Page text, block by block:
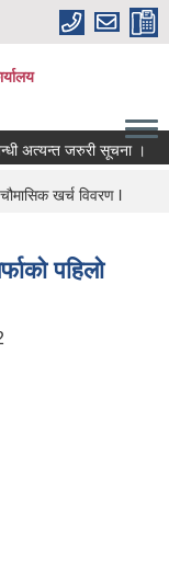
अत्यन्त जरुरी सूचना ।
खर्च विवरण l
पहिलो